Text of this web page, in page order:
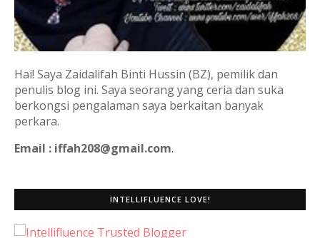
Hai! Saya Zaidalifah Binti Hussin (BZ), pemilik dan
penulis blog ini. Saya seorang yang ceria dan suka
berkongsi pengalaman saya berkaitan banyak
perkara.
Email : iffah208@gmail.com.
INTELLIFLUENCE LOVE!